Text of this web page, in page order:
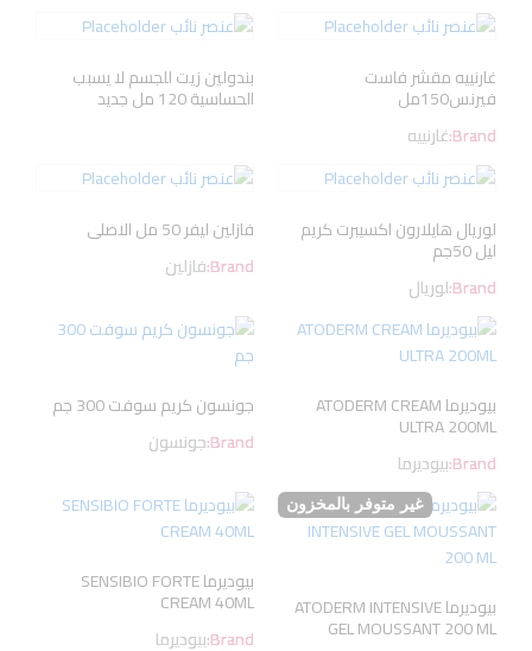
غارنييه مقشر فاست
فيرنس150مل
Brand:غارنييه
بندولين زيت للجسم لا يسبب
الحساسية 120 مل جديد
لوريال هايلارون اكسيبرت كريم
ليل 50جم
Brand:لوريال
فازلين ليفر 50 مل الاصلى
Brand:فازلين
بيوديرما ATODERM CREAM
ULTRA 200ML
Brand:بيوديرما
جونسون كريم سوفت 300 جم
Brand:جونسون
غير متوفر بالمخزون
بيوديرما ATODERM INTENSIVE
GEL MOUSSANT 200 ML
بيوديرما SENSIBIO FORTE
CREAM 40ML
Brand:بيوديرما